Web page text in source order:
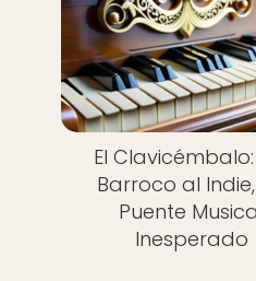
El
Barroco al
Puente
Inesperado